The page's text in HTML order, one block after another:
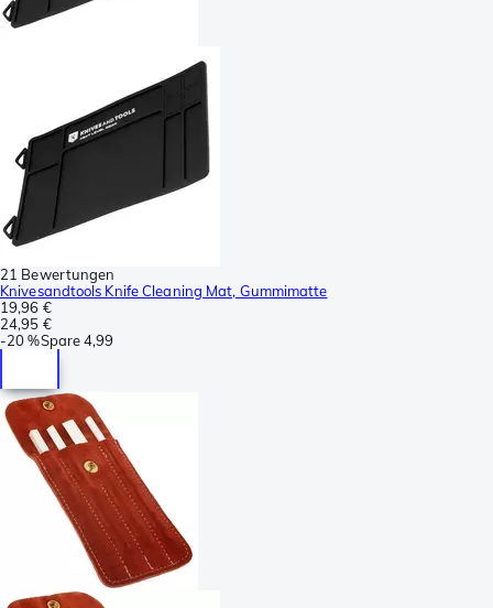
21 Bewertungen
Knivesandtools Knife Cleaning Mat, Gummimatte
19,96 €
24,95 €
-20 %Spare4,99